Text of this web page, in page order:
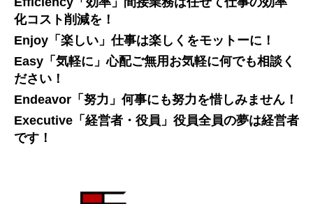
化コスト削減を！
Enjoy「楽しい」仕事は楽しくをモットーに！
Easy「気軽に」心配ご無用お気軽に何でも相談く
ださい！
Endeavor「努力」何事にも努力を惜しみません！
Executive「経営者・役員」役員全員の夢は経営者
です！